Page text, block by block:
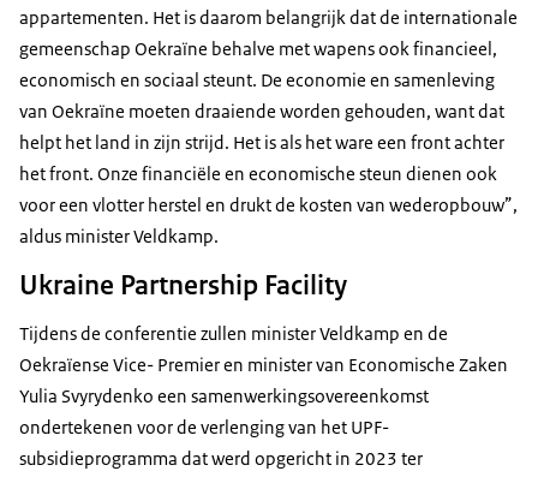
appartementen. Het is daarom belangrijk dat de internationale
gemeenschap Oekraïne behalve met wapens ook financieel,
economisch en sociaal steunt. De economie en samenleving
van Oekraïne moeten draaiende worden gehouden, want dat
helpt het land in zijn strijd. Het is als het ware een front achter
het front. Onze financiële en economische steun dienen ook
voor een vlotter herstel en drukt de kosten van wederopbouw”,
aldus minister Veldkamp.
Ukraine Partnership Facility
Tijdens de conferentie zullen minister Veldkamp en de
Oekraïense Vice- Premier en minister van Economische Zaken
Yulia Svyrydenko een samenwerkingsovereenkomst
ondertekenen voor de verlenging van het UPF-
subsidieprogramma dat werd opgericht in 2023 ter